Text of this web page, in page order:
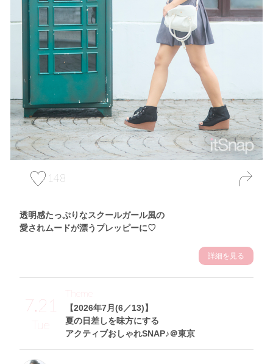
148
透明感たっぷりなスクールガール風の
愛されムードが漂うプレッピーに♡
詳細を見る
7.21
Tue
【2026年7月(6／13)】
夏の日差しを味方にする
アクティブおしゃれSNAP♪＠東京
Theme